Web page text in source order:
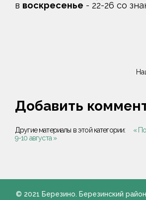
в воскресенье - 22-26 со
Добавить
Другие материалы в этой категории: «
9-10 августа »
© 2021 Березино. Березинский